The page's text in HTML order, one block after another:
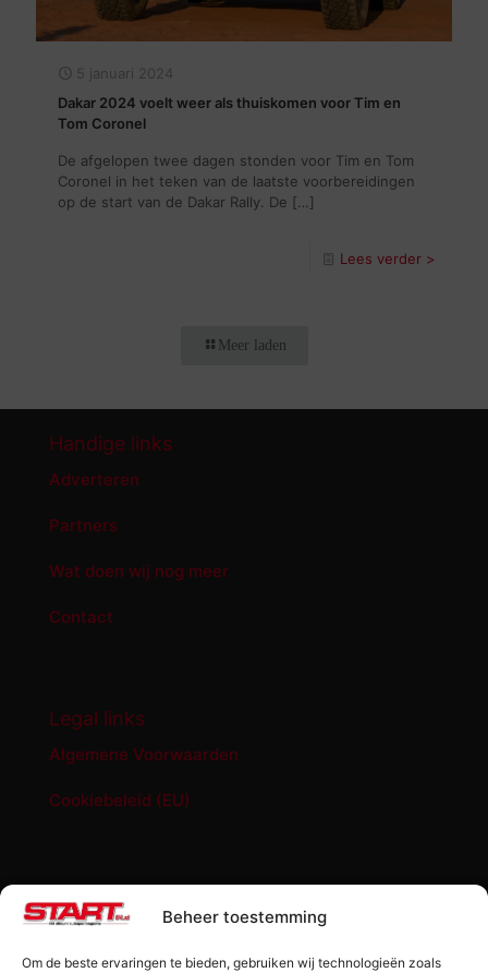
Beheer toestemming
Om de beste ervaringen te bieden, gebruiken wij technologieën zoals
5 januari 2024
Dakar 2024 voelt weer als thuiskomen voor Tim en
Tom Coronel
De afgelopen twee dagen stonden voor Tim en Tom
Coronel in het teken van de laatste voorbereidingen
op de start van de Dakar Rally. De […]
Lees verder >
Meer laden
Handige links
Adverteren
Partners
Wat doen wij nog meer
Contact
Legal links
Algemene Voorwaarden
Cookiebeleid (EU)
START '84 shop